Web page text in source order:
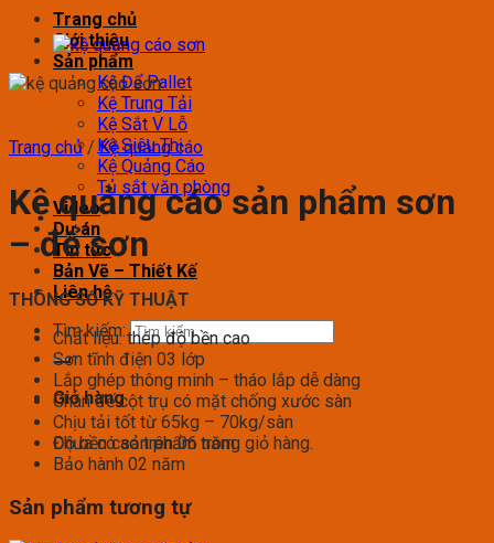
Trang chủ
Giới thiệu
Sản phẩm
Kệ Để Pallet
Kệ Trung Tải
Kệ Sắt V Lỗ
Kệ Siêu Thị
Kệ Quảng Cáo
Tủ sắt văn phòng
Video
Dự án
Tin tức
Bản Vẽ – Thiết Kế
Liên hệ
Tìm kiếm:
Giỏ hàng
Chưa có sản phẩm trong giỏ hàng.
Trang chủ / Kệ quảng cáo
Kệ quảng cáo sản phẩm sơn
– để sơn
THÔNG SỐ KỸ THUẬT
Chất liệu: thép độ bền cao
Sơn tĩnh điện 03 lớp
Lắp ghép thông minh – tháo lắp dễ dàng
Chân đế cột trụ có mặt chống xước sàn
Chịu tải tốt từ 65kg – 70kg/sàn
Độ bền cao trên 06 năm
Bảo hành 02 năm
Sản phẩm tương tự